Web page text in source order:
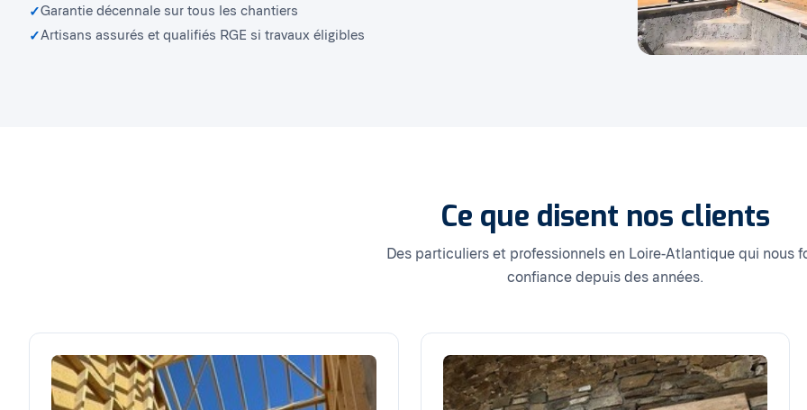
Garantie décennale sur tous les chantiers
Artisans assurés et qualifiés RGE si travaux éligibles
Ce que disent nos clients
Des particuliers et professionnels en Loire-Atlantique qui nous
confiance depuis des années.